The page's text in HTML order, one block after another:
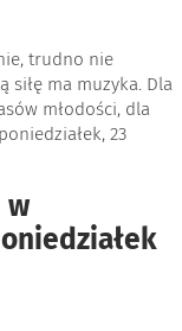
trudno nie
siłę ma muzyka. Dla
młodości, dla
23
w